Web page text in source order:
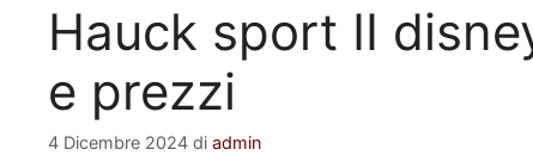
Hauck sport II
e prezzi
4 Dicembre 2024 di admin